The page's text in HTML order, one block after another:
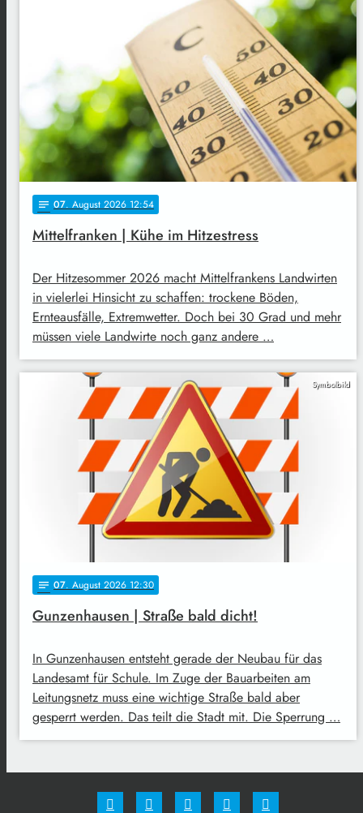
notes 07. August 2026 12:54
Mittelfranken | Kühe im Hitzestress
Der Hitzesommer 2026 macht Mittelfrankens Landwirten
in vielerlei Hinsicht zu schaffen: trockene Böden,
Ernteausfälle, Extremwetter. Doch bei 30 Grad und mehr
müssen viele Landwirte noch ganz andere …
Symbolbild
notes 07. August 2026 12:30
Gunzenhausen | Straße bald dicht!
In Gunzenhausen entsteht gerade der Neubau für das
Landesamt für Schule. Im Zuge der Bauarbeiten am
Leitungsnetz muss eine wichtige Straße bald aber
gesperrt werden. Das teilt die Stadt mit. Die Sperrung …